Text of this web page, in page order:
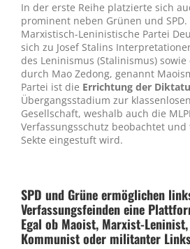
In der erste Reihe platzierte sich
prominent neben Grünen und
Marxistisch-Leninistische Partei
sich zu Josef Stalins
des Leninismus (Stalinismus)
durch Mao Zedong, genannt
Partei ist die Errichtung der
Übergangsstadium zur
Gesellschaft, weshalb auch die
Verfassungsschutz beobachtet
Sekte eingestuft wird.
SPD und Grüne ermöglichen
Verfassungsfeinden eine
Egal ob Maoist, Marxist-
Kommunist oder militanter